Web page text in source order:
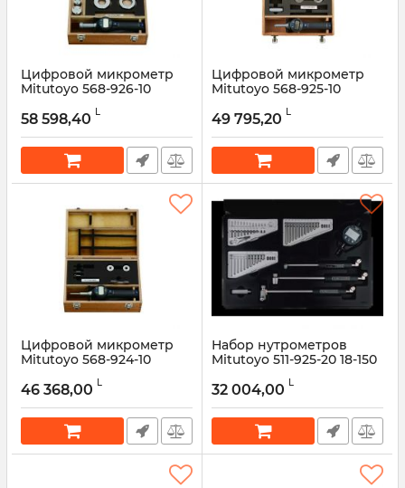
Цифровой микрометр
Mitutoyo 568-926-10
Bore Gage 25–50 мм
Артикул: 568-926-10
58 598,40 L
Цифровой микрометр
Mitutoyo 568-925-10
Bore Gage 12–25 мм
Артикул: 568-925-10
49 795,20 L
Цифровой микрометр
Mitutoyo 568-924-10
Bore Gage (3-точечный,
Артикул: 568-924-10
46 368,00 L
Набор нутрометров
Mitutoyo 511-925-20 18-150
Артикул: 511-925-20
32 004,00 L